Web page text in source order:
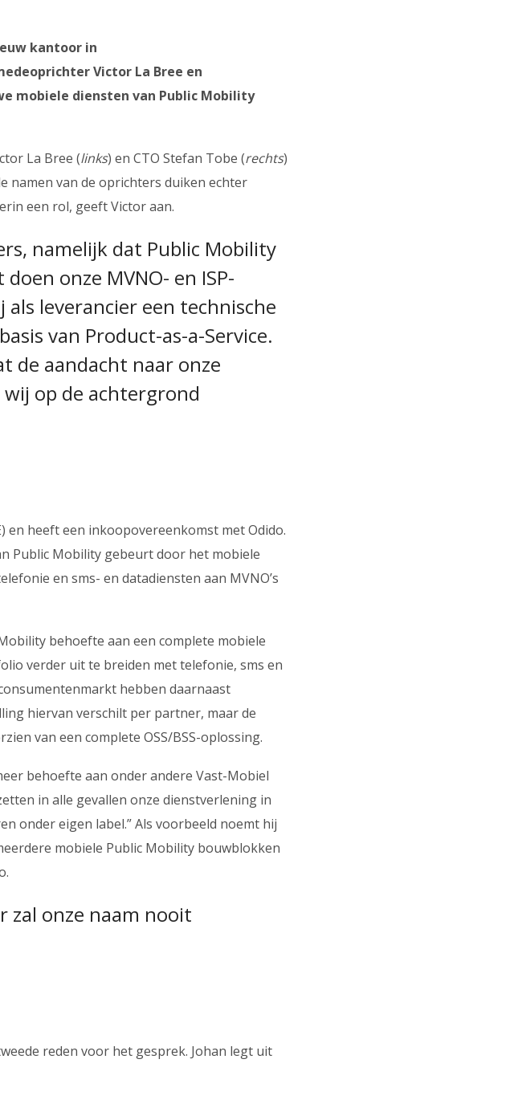
kantoor in
Victor La Bree en
mobiele diensten van Public Mobility
La Bree (links) en CTO Stefan Tobe (rechts)
namen van de oprichters duiken echter
een rol, geeft Victor aan.
namelijk dat Public Mobility
onze MVNO- en ISP-
leverancier een technische
van Product-as-a-Service.
de aandacht naar onze
op de achtergrond
en heeft een inkoopovereenkomst met Odido.
Public Mobility gebeurt door het mobiele
en sms- en datadiensten aan MVNO’s
behoefte aan een complete mobiele
verder uit te breiden met telefonie, sms en
hebben daarnaast
hiervan verschilt per partner, maar de
van een complete OSS/BSS-oplossing.
behoefte aan onder andere Vast-Mobiel
in alle gevallen onze dienstverlening in
onder eigen label.” Als voorbeeld noemt hij
mobiele Public Mobility bouwblokken
zal onze naam nooit
reden voor het gesprek. Johan legt uit